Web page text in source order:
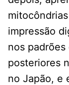
impressão
nos padrões
posteriores
no Japão, e